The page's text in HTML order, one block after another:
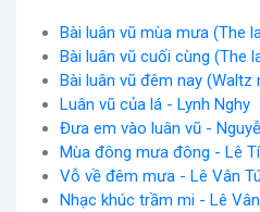
Bài luân vũ mùa mưa (The
Bài luân vũ cuối cùng (The
Bài luân vũ đêm nay
Luân vũ của lá - Lynh Nghy
Đưa em vào luân vũ -
Mùa đông mưa đông - Lê
Vỗ về đêm mưa - Lê Vân Tú
Nhạc khúc trầm mi - Lê